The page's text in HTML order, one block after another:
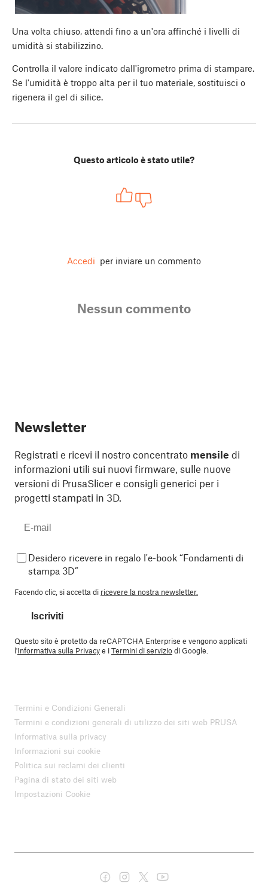
Una volta chiuso, attendi fino a un'ora affinché i livelli di
umidità si stabilizzino.
Controlla il valore indicato dall'igrometro prima di stampare.
Se l'umidità è troppo alta per il tuo materiale, sostituisci o
rigenera il gel di silice.
Questo articolo è stato utile?
Accedi per inviare un commento
Nessun commento
Newsletter
Registrati e ricevi il nostro concentrato mensile di
informazioni utili sui nuovi firmware, sulle nuove
versioni di PrusaSlicer e consigli generici per i
progetti stampati in 3D.
Desidero ricevere in regalo l'e-book “Fondamenti di
stampa 3D”
Facendo clic, si accetta di ricevere la nostra newsletter.
Iscriviti
Questo sito è protetto da reCAPTCHA Enterprise e vengono applicati
l'Informativa sulla Privacye iTermini di serviziodi Google.
Termini e Condizioni Generali
Termini e condizioni generali di utilizzo dei siti web PRUSA
Informativa sulla privacy
Informazioni sui cookie
Politica sui reclami dei clienti
Pagina di stato dei siti web
Impostazioni Cookie